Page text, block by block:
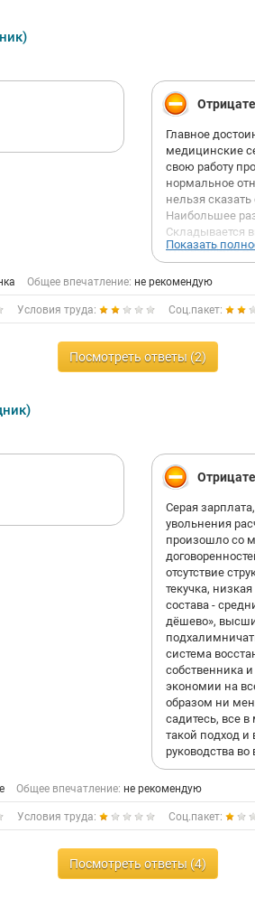
Главное
медицинские
свою работу
нормальное
нельзя
Наибольшее
Складывается
руководящие
решения
негативно
Отдельно
доносов,
выше
качестве
внимательно
Информация в
значительная
становится
впечатление,
раскрываются,
Показать
Общее впечатление: не рекомендую
Условия труда: Соц.пакет:
Посмотреть ответы (2)
Серая
увольнения
произошло со
отсутствие
текучка,
состава -
дёшево»,
система
собственника
экономии на
образом ни
садитесь, все
такой подход и
руководства
Общее впечатление: не рекомендую
Условия труда: Соц.пакет:
Посмотреть ответы (4)